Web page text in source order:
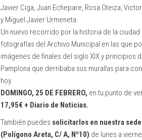
Javier Ciga, Juan Echepare, Rosa Oteiza,
y Miguel Javier Urmeneta.
Un nuevo recorrido por la historia de la
fotografías del Archivo Municipal en las que
imágenes de finales del siglo XIX y principios
Pamplona que derribaba sus murallas para
hoy.
DOMINGO, 25 DE FEBRERO, en tu punto de
17,95€ + Diario de Noticias.
También puedes solicitarlos en nuestra
(Polígono Areta, C/ A, Nº10) de lunes a